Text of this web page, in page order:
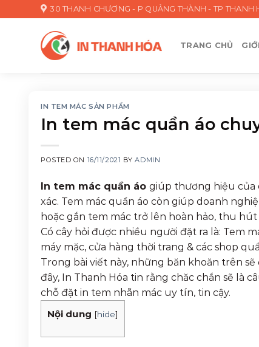
to
30 THANH CHƯƠNG - P QUẢNG THÀNH - TP THANH
TRANG CHỦ
IN TEM MÁC SẢN PHẨM
In tem mác quần áo
POSTED ON 16/11/2021 BYADMIN
In tem mác quần áo giúp thương hiệu của
xác. Tem mác quần áo còn giúp doanh
hoặc gắn tem mác trở lên hoàn hảo, thu
Có cây hỏi được nhiều người đặt ra là: Tem
máy mặc, cửa hàng thời trang & các shop
Trong bài viết này, những băn khoăn trên
đây, In Thanh Hóa tin rằng chăc chắn sẽ là
chỗ đặt in tem nhãn mác uy tín, tin cậy.
Nội dung [hide]